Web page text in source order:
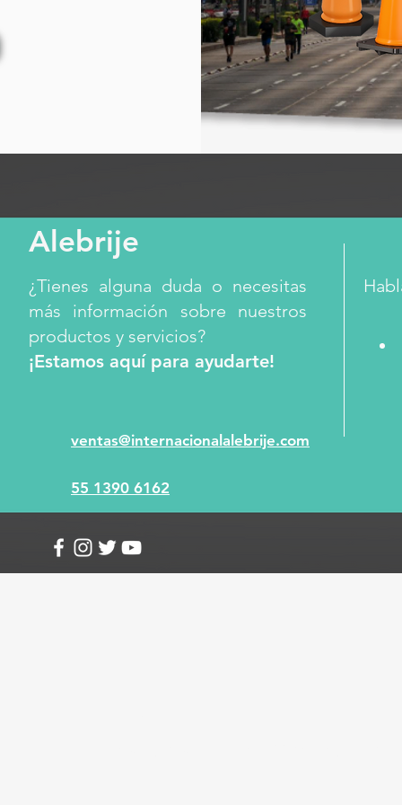
Alebrije
¿Tienes alguna duda o necesitas
más información sobre nuestros
productos y servicios?
¡Estamos aquí para ayudarte!
ventas@internacionalalebrije.com
55 1390 6162